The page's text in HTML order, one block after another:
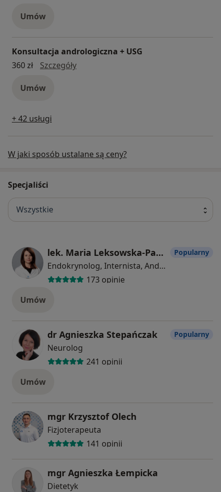
Umów
Konsultacja andrologiczna + USG
360 zł
SzczegółyKonsultacja andrologiczna + USG
Umów
+ 42 usługi
W jaki sposób ustalane są ceny?
Specjaliści
Wszystkie
lek. Maria Leksowska-Pawliczek
Endokrynolog, Internista, Androlog
173 opinie
Popularny
Umów
dr Agnieszka Stepańczak
Neurolog
241 opinii
Popularny
Umów
mgr Krzysztof Olech
Fizjoterapeuta
141 opinii
mgr Agnieszka Łempicka
Dietetyk